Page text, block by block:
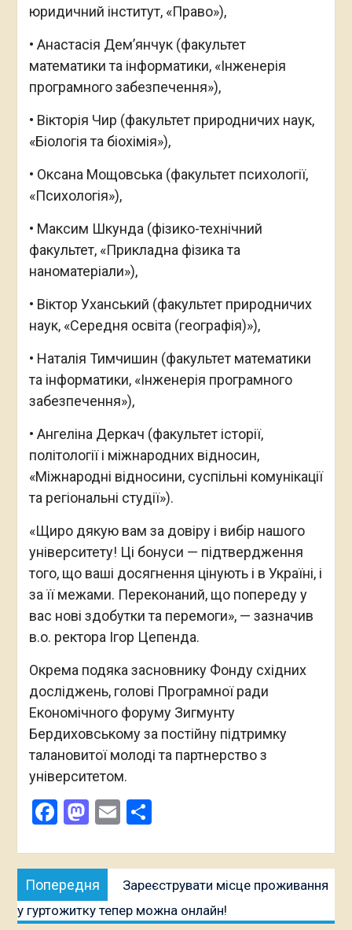
юридичний інститут, «Право»),
• Анастасія Дем’янчук (факультет
математики та інформатики, «Інженерія
програмного забезпечення»),
• Вікторія Чир (факультет природничих наук,
«Біологія та біохімія»),
• Оксана Мощовська (факультет психології,
«Психологія»),
• Максим Шкунда (фізико-технічний
факультет, «Прикладна фізика та
наноматеріали»),
• Віктор Уханський (факультет природничих
наук, «Середня освіта (географія)»),
• Наталія Тимчишин (факультет математики
та інформатики, «Інженерія програмного
забезпечення»),
• Ангеліна Деркач (факультет історії,
політології і міжнародних відносин,
«Міжнародні відносини, суспільні комунікації
та регіональні студії»).
«Щиро дякую вам за довіру і вибір нашого
університету! Ці бонуси — підтвердження
того, що ваші досягнення цінують і в Україні, і
за її межами. Переконаний, що попереду у
вас нові здобутки та перемоги», — зазначив
в.о. ректора Ігор Цепенда.
Окрема подяка засновнику Фонду східних
досліджень, голові Програмної ради
Економічного форуму Зигмунту
Бердиховському за постійну підтримку
талановитої молоді та партнерство з
університетом.
Facebook
Mastodon
EmailПоділитися
Навігація
записів
Попередня
публікація:
Зареєструвати місце проживання
у гуртожитку тепер можна онлайн!